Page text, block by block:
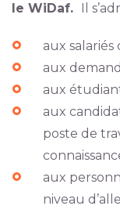
le WiDaf.
Il
aux salariés
aux
aux
aux
poste de
aux
niveau